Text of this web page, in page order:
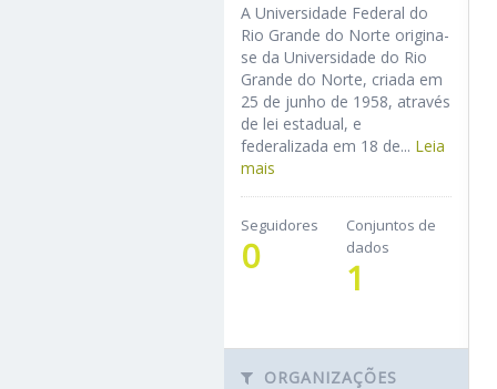
A Universidade Federal do
Rio Grande do Norte origina-
se da Universidade do Rio
Grande do Norte, criada em
25 de junho de 1958, através
de lei estadual, e
federalizada em 18 de... Leia
mais
Seguidores
0
Conjuntos de
dados
1
ORGANIZAÇÕES